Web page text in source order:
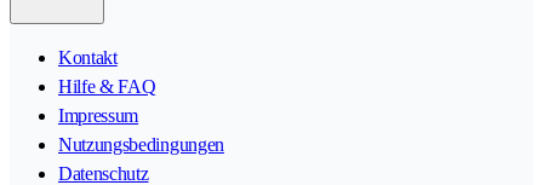
Kontakt
Hilfe & FAQ
Impressum
Nutzungsbedingungen
Datenschutz